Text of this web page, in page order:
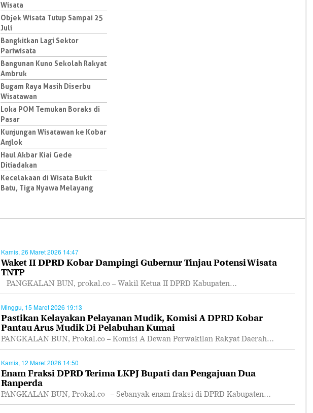
Wisata
Objek Wisata Tutup Sampai 25
Juli
Bangkitkan Lagi Sektor
Pariwisata
Bangunan Kuno Sekolah Rakyat
Ambruk
Bugam Raya Masih Diserbu
Wisatawan
Loka POM Temukan Boraks di
Pasar
Kunjungan Wisatawan ke Kobar
Anjlok
Haul Akbar Kiai Gede
Ditiadakan
Kecelakaan di Wisata Bukit
Batu, Tiga Nyawa Melayang
Kamis, 26 Maret 2026 14:47
Waket II DPRD Kobar Dampingi Gubernur Tinjau Potensi Wisata
TNTP
PANGKALAN BUN, prokal.co – Wakil Ketua II DPRD Kabupaten…
Minggu, 15 Maret 2026 19:13
Pastikan Kelayakan Pelayanan Mudik, Komisi A DPRD Kobar
Pantau Arus Mudik Di Pelabuhan Kumai
PANGKALAN BUN, Prokal.co – Komisi A Dewan Perwakilan Rakyat Daerah…
Kamis, 12 Maret 2026 14:50
Enam Fraksi DPRD Terima LKPJ Bupati dan Pengajuan Dua
Ranperda
PANGKALAN BUN, Prokal.co – Sebanyak enam fraksi di DPRD Kabupaten…